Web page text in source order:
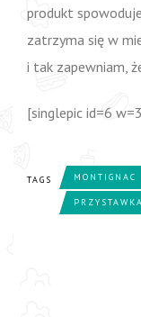
produkt
zatrzyma się w
i tak zapewniam,
[singlepic id=6
TAGS MONTIGNAC
PRZYSTAWKA